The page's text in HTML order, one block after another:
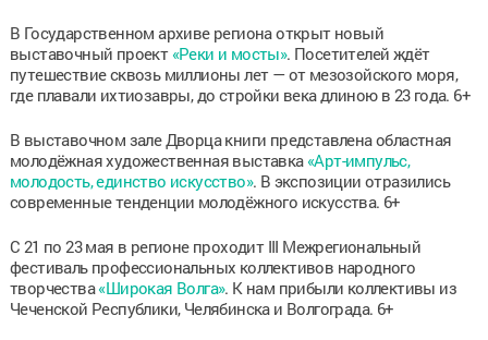
В Государственном архиве региона открыт новый
выставочный проект «Реки и мосты». Посетителей ждёт
путешествие сквозь миллионы лет — от мезозойского моря,
где плавали ихтиозавры, до стройки века длиною в 23 года. 6+
В выставочном зале Дворца книги представлена областная
молодёжная художественная выставка «Арт-импульс,
молодость, единство искусство». В экспозиции отразились
современные тенденции молодёжного искусства. 6+
С 21 по 23 мая в регионе проходит III Межрегиональный
фестиваль профессиональных коллективов народного
творчества«Широкая Волга». К нам прибыли коллективы из
Чеченской Республики, Челябинска и Волгограда. 6+